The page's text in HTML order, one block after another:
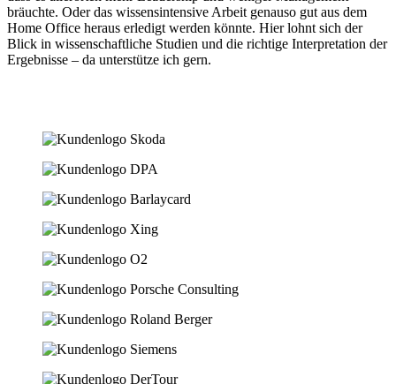
bräuchte. Oder das wissensintensive Arbeit genauso gut aus dem
Home Office heraus erledigt werden könnte. Hier lohnt sich der
Blick in wissenschaftliche Studien und die richtige Interpretation der
Ergebnisse – da unterstütze ich gern.